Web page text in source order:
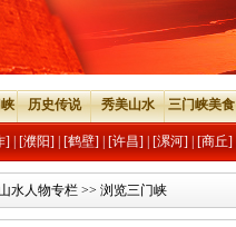
历史传说 秀美山水 三门峡美食
] [濮阳] [鹤壁] [许昌] [漯河] [商丘]
山水人物专栏 >> 浏览三门峡